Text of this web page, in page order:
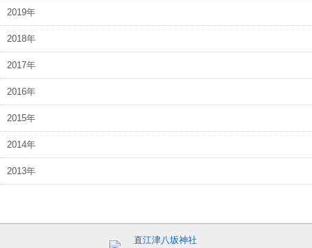
2019年
2018年
2017年
2016年
2015年
2014年
2013年